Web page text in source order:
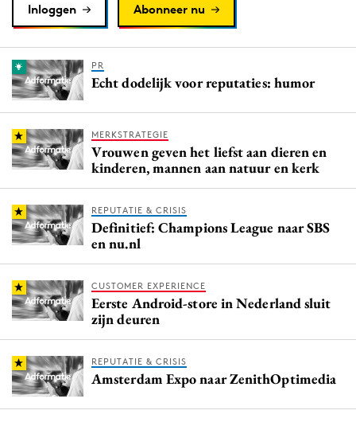
Inloggen Abonneer nu
PR
Echt dodelijk voor reputaties: humor
MERKSTRATEGIE
Vrouwen geven het liefst aan dieren en
kinderen, mannen aan natuur en kerk
REPUTATIE & CRISIS
Definitief: Champions League naar SBS
en nu.nl
CUSTOMER EXPERIENCE
Eerste Android-store in Nederland sluit
zijn deuren
REPUTATIE & CRISIS
Amsterdam Expo naar ZenithOptimedia